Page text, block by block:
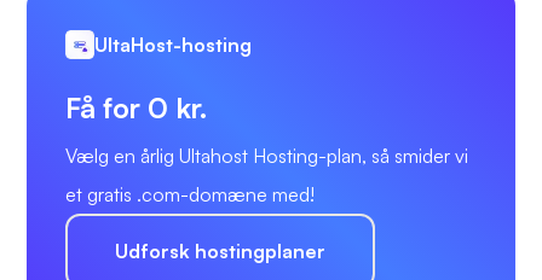
UltaHost-hosting
Få for 0 kr.
Vælg en årlig Ultahost Hosting-plan, så smider vi
et gratis .com-domæne med!
Udforsk hostingplaner